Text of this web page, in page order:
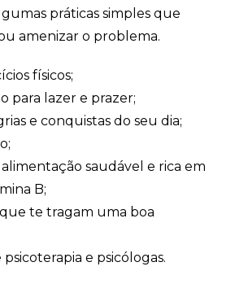
práticas simples que
amenizar o problema.
físicos;
para lazer e prazer;
e conquistas do seu dia;
saudável e rica em
B;
te tragam uma boa
psicoterapia e psicólogas.